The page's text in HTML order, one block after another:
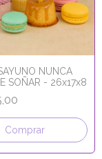
NUNCA
SOÑAR - 26x17x8
Comprar